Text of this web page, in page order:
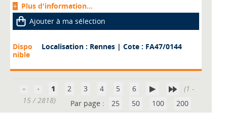
Plus d'information...
Ajouter à ma sélection
Dispo
nible
Localisation : Rennes | Cote : FA47/0144
1 2 3 4 5 6
15 / 2818)
Par page : 25 50 100 200